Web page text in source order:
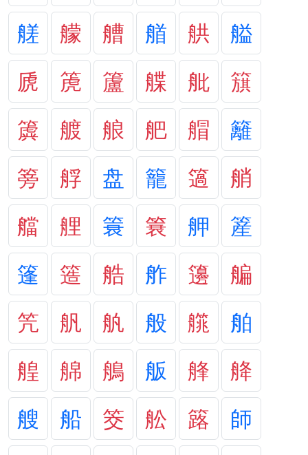
艖
艨 艚 艏 舼
艗
虒
箎 籚 艓 舭
簱
簴
艔 艆 舥 艒
籬
篣
艀 盘 籠 簻
艄
艡
艃 簑 簔 舺
簅
篷
簉 艁 舴 籩
艑
笐
舤 舧 般 艞
舶
艎
艊 鵃 舨 艂
舽
艘
船 筊 舩 簬
師